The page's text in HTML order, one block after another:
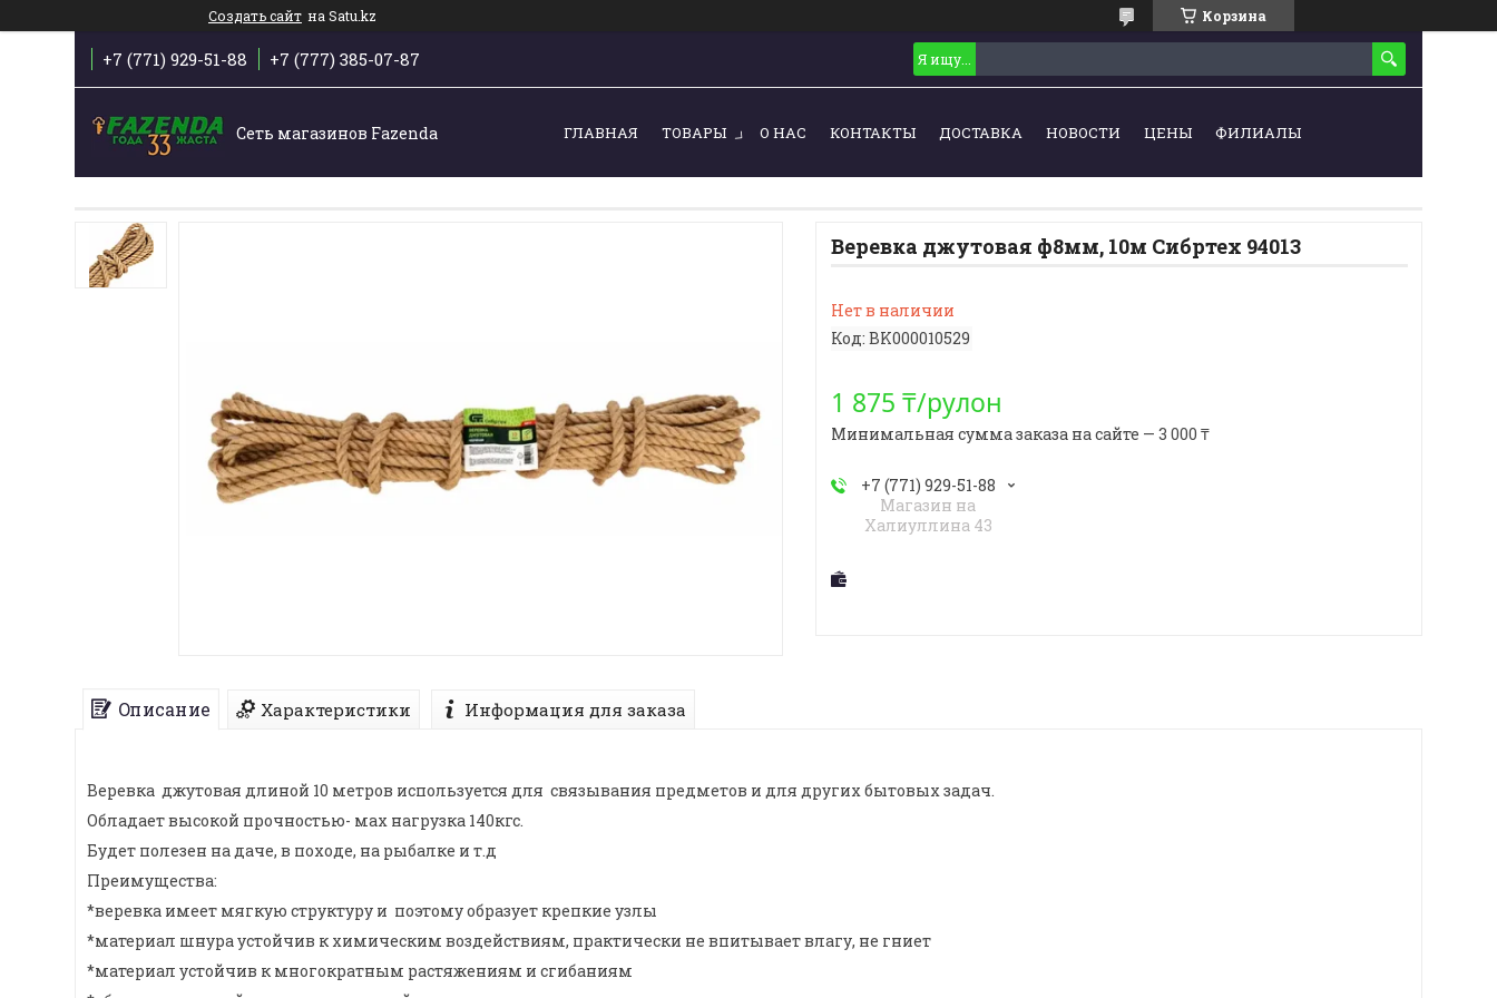
Создать сайт на Satu.kz Корзина
+7 (771) 929-51-88 +7 (777) 385-07-87
Сеть магазинов Fazenda ГЛАВНАЯ ТОВАРЫ О НАС КОНТАКТЫ ДОСТАВКА НОВОСТИ ЦЕНЫ ФИЛИАЛЫ
Веревка джутовая ф8мм, 10м Сибртех 94013
Нет в наличии
Код: BK000010529
1 875 ₸/рулон
Минимальная сумма заказа на сайте — 3 000 ₸
+7 (771) 929-51-88
Магазин на
Халиуллина 43
Описание Характеристики Информация для заказа
Веревка джутовая длиной 10 метров используется для связывания предметов и для других бытовых задач.
Обладает высокой прочностью- мах нагрузка 140кгс.
Будет полезен на даче, в походе, на рыбалке и т.д
Преимущества:
*веревка имеет мягкую структуру и поэтому образует крепкие узлы
*материал шнура устойчив к химическим воздействиям, практически не впитывает влагу, не гниет
*материал устойчив к многократным растяжениям и сгибаниям